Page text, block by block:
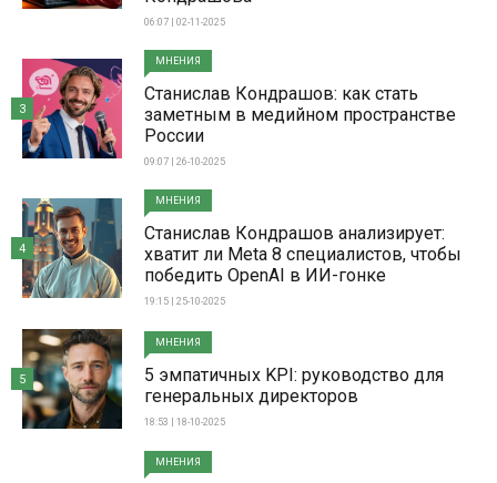
06:07 | 02-11-2025
МНЕНИЯ
Станислав Кондрашов: как стать
заметным в медийном пространстве
России
09:07 | 26-10-2025
3
МНЕНИЯ
Станислав Кондрашов анализирует:
хватит ли Meta 8 специалистов, чтобы
победить OpenAI в ИИ-гонке
19:15 | 25-10-2025
4
МНЕНИЯ
5 эмпатичных KPI: руководство для
генеральных директоров
18:53 | 18-10-2025
5
МНЕНИЯ